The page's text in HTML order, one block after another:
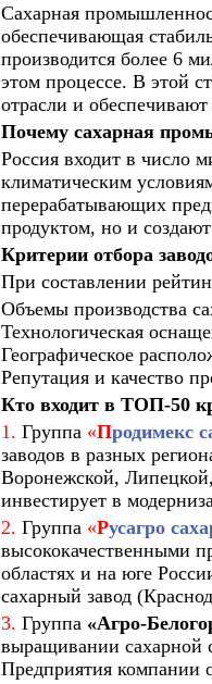
Сахарная
обеспечивающая
производится более 6
этом процессе. В этой
отрасли и
Почему сахарная
Россия входит в число
климатическим
перерабатывающих
продуктом, но и
Критерии отбора
При составлении
Объемы производства
Технологическая
Географическое
Репутация и качество
Кто входит в ТОП-50
1. Группа «Продимекс
заводов в разных
Воронежской,
инвестирует в
2. Группа «Русагро
высококачественными
областях и на юге
сахарный завод
3. Группа«Агро-
выращивании сахарной
Предприятия компании